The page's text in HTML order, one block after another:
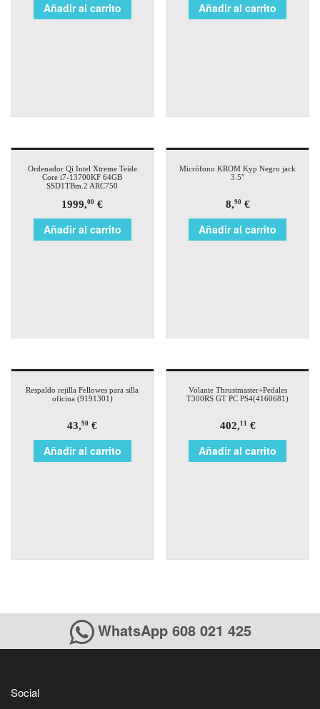
Añadir al carrito Añadir al carrito
Ordenador Qi Intel Xtreme Teide
Core i7-13700KF 64GB
SSD1TBm.2 ARC750
1999,00 €
Añadir al carrito
Micrófono KROM Kyp Negro jack
3.5″
8,90€
Añadir al carrito
Respaldo rejilla Fellowes para silla
oficina (9191301)
43,90 €
Añadir al carrito
Volante Thrustmaster+Pedales
T300RS GT PC PS4(4160681)
402,11 €
Añadir al carrito
WhatsApp 608 021 425
Social